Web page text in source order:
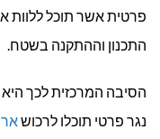
פרטית אשר תוכל ללוות
התכנון וההתקנה בשטח.
הסיבה המרכזית לכך
נגר פרטי תוכלו לרכוש